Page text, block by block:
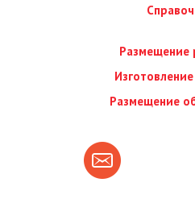
Размещение
Размещение